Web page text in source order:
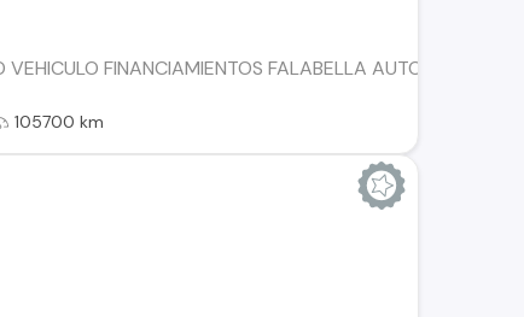
VEHICULO FINANCIAMIENTOS FALABELLA AUTOFIN
105700 km